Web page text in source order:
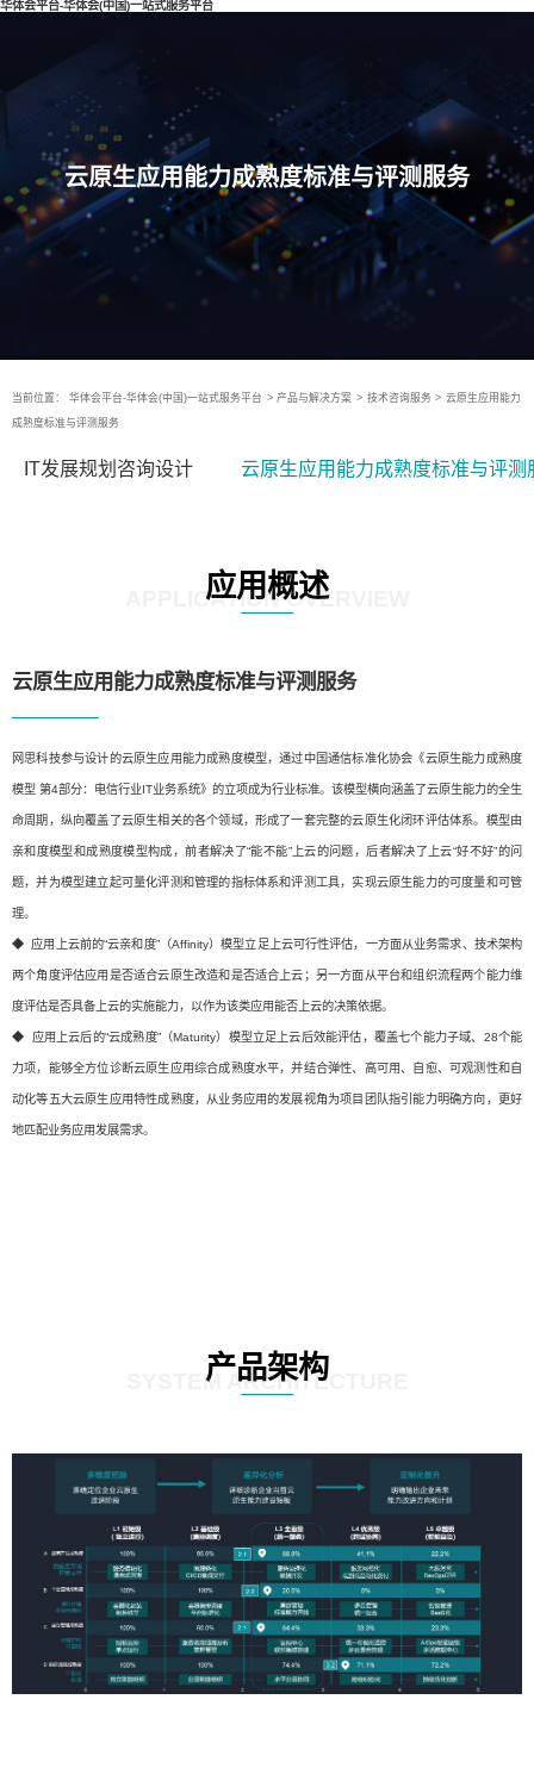
华体会平台-华体会(中国)一站式服务平台
云原生应用能力成熟度标准与评测服务
当前位置： 华体会平台-华体会(中国)一站式服务平台 > 产品与解决方案 > 技术咨询服务 > 云原生应用能力
成熟度标准与评测服务
IT发展规划咨询设计 云原生应用能力成熟度标准与评测
应用概述
APPLICATION OVERVIEW
云原生应用能力成熟度标准与评测服务
网思科技参与设计的云原生应用能力成熟度模型，通过中国通信标准化协会《云原生能力成熟度
模型 第4部分：电信行业IT业务系统》的立项成为行业标准。该模型横向涵盖了云原生能力的全生
命周期，纵向覆盖了云原生相关的各个领域，形成了一套完整的云原生化闭环评估体系。模型由
亲和度模型和成熟度模型构成，前者解决了“能不能”上云的问题，后者解决了上云“好不好”的问
题，并为模型建立起可量化评测和管理的指标体系和评测工具，实现云原生能力的可度量和可管
理。
◆ 应用上云前的“云亲和度”（Affinity）模型立足上云可行性评估，一方面从业务需求、技术架构
两个角度评估应用是否适合云原生改造和是否适合上云；另一方面从平台和组织流程两个能力维
度评估是否具备上云的实施能力，以作为该类应用能否上云的决策依据。
◆ 应用上云后的“云成熟度”（Maturity）模型立足上云后效能评估，覆盖七个能力子域、28个能
力项，能够全方位诊断云原生应用综合成熟度水平，并结合弹性、高可用、自愈、可观测性和自
动化等五大云原生应用特性成熟度，从业务应用的发展视角为项目团队指引能力明确方向，更好
地匹配业务应用发展需求。
产品架构
SYSTEM ARCHITECTURE